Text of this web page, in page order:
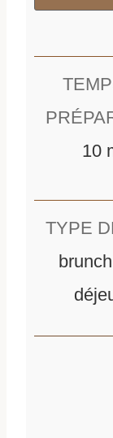
10
n
u
TYPE